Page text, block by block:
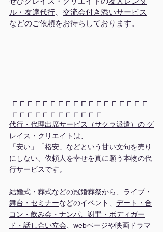
ル・友達代行
交流会付き添いサービス
などのご依頼をお待ちしております。
┏┏┏┏┏┏┏┏┏┏┏┏┏┏┏┏┏┏
┏┏┏┏┏┏┏┏┏┏┏┏
代行・代理出席サービス（サクラ派遣）の グ
レイス・クリエイト は、
「安い」「格安」などという甘い文句を売り
にしない、依頼人を幸せを真に願う本物の代
行サービスです。
結婚式・葬式などの冠婚葬祭から、 ライブ・
舞台 ・ セミナーなどのイベント、 デート・合
コン・飲み会・ナンパ、謝罪・ボディガー
ド・話し合い立会、webページや映画ドラマ